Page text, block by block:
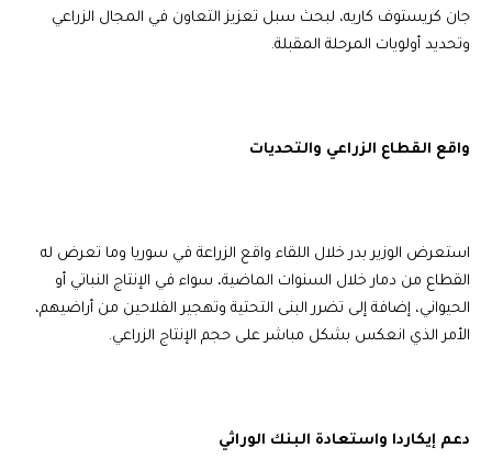
جان كريستوف كاريه، لبحث سبل تعزيز التعاون في المجال الزراعي
وتحديد أولويات المرحلة المقبلة.
واقع القطاع الزراعي والتحديات
استعرض الوزير بدر خلال اللقاء واقع الزراعة في سوريا وما تعرض له
القطاع من دمار خلال السنوات الماضية، سواء في الإنتاج النباتي أو
الحيواني، إضافة إلى تضرر البنى التحتية وتهجير الفلاحين من أراضيهم،
الأمر الذي انعكس بشكل مباشر على حجم الإنتاج الزراعي.
دعم إيكاردا واستعادة البنك الوراثي